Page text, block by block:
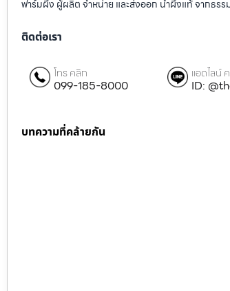
ฟาร์มผึ้ง ผู้ผลิต จำหน่าย และส่งออก น้ำผึ้งแท้ จากธ
ติดต่อเรา
โทร คลิก
099-185-8000
แอดไลน์
ID:
บทความที่คล้ายกัน